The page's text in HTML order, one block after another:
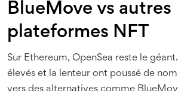
BlueMove vs autres
plateformes NFT
Sur Ethereum, OpenSea reste le
élevés et la lenteur ont poussé de
vers des alternatives comme